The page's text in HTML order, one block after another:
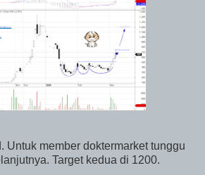
Untuk member doktermarket tunggu
Target kedua di 1200.